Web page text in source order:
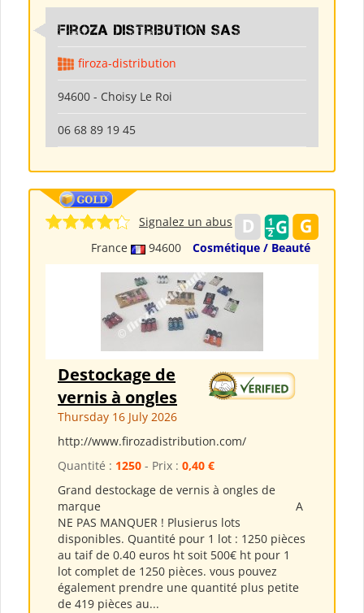
Firoza Distribution SAS
firoza-distribution
94600 - Choisy Le Roi
06 68 89 19 45
France 94600 Cosmétique / Beauté
Signalez un abus
Destockage de
vernis à ongles
Thursday 16 July 2026
http://www.firozadistribution.com/
Quantité : 1250 - Prix : 0,40 €
Grand destockage de vernis à ongles de
marque A
NE PAS MANQUER ! Plusierus lots
disponibles. Quantité pour 1 lot : 1250 pièces
au taif de 0.40 euros ht soit 500€ ht pour 1
lot complet de 1250 pièces. vous pouvez
également prendre une quantité plus petite
de 419 pièces au...